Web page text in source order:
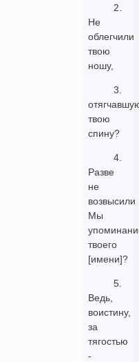
2.
Не
облегчили
твою
ношу,
3.
твою
спину?
4.
Разве
не
возвысили
Мы
твоего
[имени]?
5.
Ведь,
воистину,
за
тягостью
-